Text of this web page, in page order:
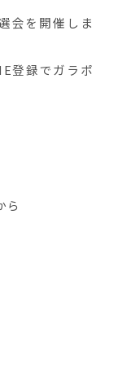
会を開催しま
登録でガラポ
ら